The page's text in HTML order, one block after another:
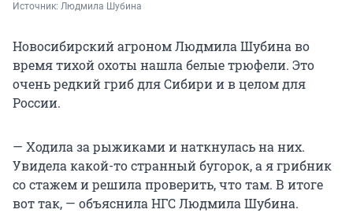
Источник: Людмила Шубина
Новосибирский агроном Людмила Шубина во
время тихой охоты нашла белые трюфели. Это
очень редкий гриб для Сибири и в целом для
России.
— Ходила за рыжиками и наткнулась на них.
Увидела какой-то странный бугорок, а я грибник
со стажем и решила проверить, что там. В итоге
вот так, — объяснила НГС Людмила Шубина.